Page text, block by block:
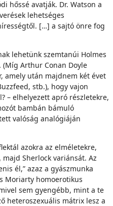
hőssé avatják. Dr. Watson a
lehetséges
[…] a sajtó önre fog
lehetünk szemtanúi Holmes
Arthur Conan Doyle
amely után majdnem két évet
stb.), hogy vajon
– elhelyezett apró részletekre,
bambán bámuló
valóság analógiáján
azokra az elméletekre,
Sherlock variánsát. Az
él,” azaz a gyászmunka
Moriarty homoerotikus
sem gyengébb, mint a te
heteroszexuális mátrix lesz a